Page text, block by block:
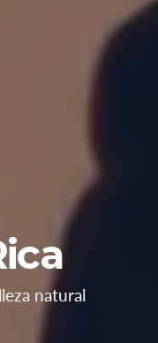
natural